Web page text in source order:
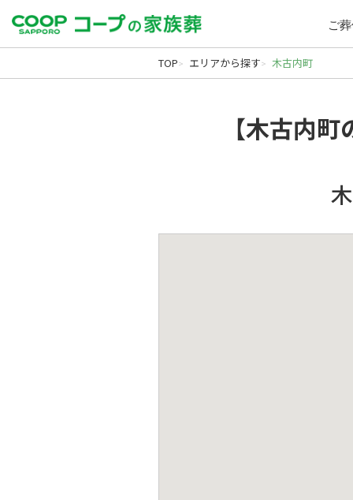
ご
TOP エリアから探す 木古内町
【木古内